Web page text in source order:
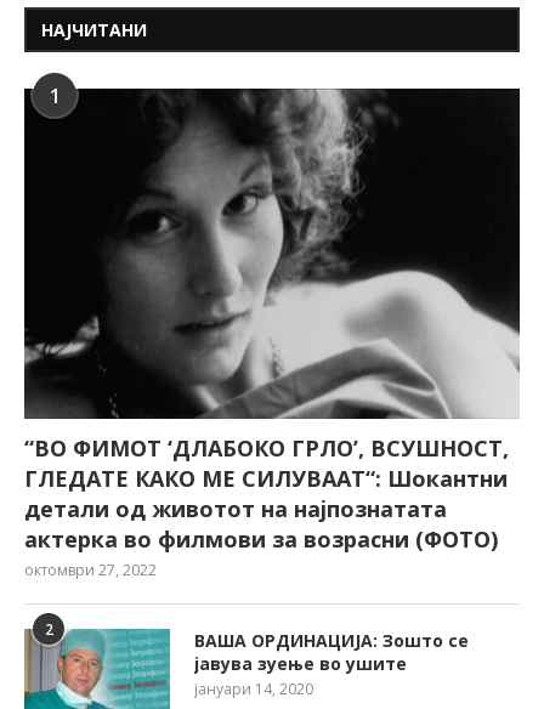
НАЈЧИТАНИ
1
“ВО ФИМОТ ‘ДЛАБОКО ГРЛО’, ВСУШНОСТ,
ГЛЕДАТЕ КАКО МЕ СИЛУВААТ“: Шокантни
детали од животот на најпознатата
актерка во филмови за возрасни (ФОТО)
октомври 27, 2022
2
ВАША ОРДИНАЦИЈА: Зошто се
јавува зуење во ушите
јануари 14, 2020